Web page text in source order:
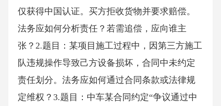
仅获得中国认证。买方拒收货物并要求赔偿。
法务应如何分析责任？若需追偿，应向谁主
张？2.题目：某项目施工过程中，因第三方施工
队违规操作导致己方设备损坏，合同中未约定
责任划分。法务应如何通过合同条款或法律规
定维权？3.题目：中车某合同约定“争议通过中